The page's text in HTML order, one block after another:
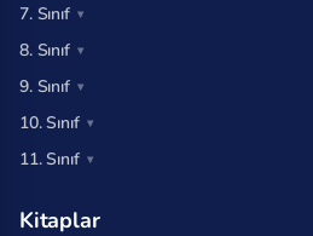
7. Sınıf
8. Sınıf
9. Sınıf
10. Sınıf
11. Sınıf
Kitaplar